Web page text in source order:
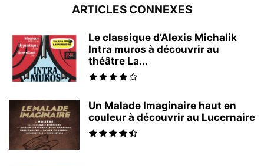
ARTICLES CONNEXES
Le classique d’Alexis Michalik
Intra muros à découvrir au
théâtre La...
Un Malade Imaginaire haut en
couleur à découvrir au Lucernaire